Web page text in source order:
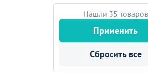
Мебель для хранения
Комплектующие
Нашли 35 товаров
Применить
Сбросить все